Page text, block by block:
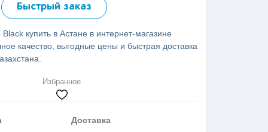
Быстрый заказ
купить в Астане в интернет-магазине
качество, выгодные цены и быстрая доставка
Избранное
Доставка